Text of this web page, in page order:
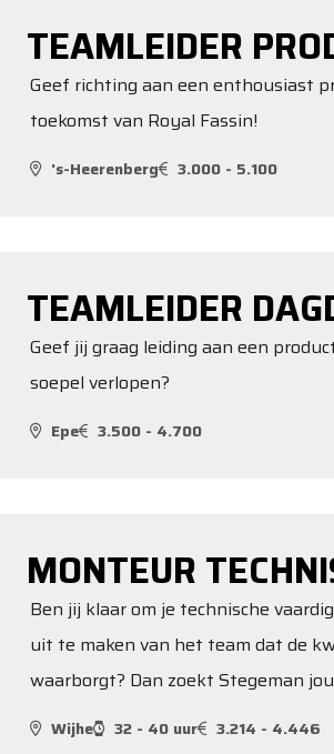
TEAMLEIDER
Geef richting aan een enthousiast
toekomst van Royal Fassin!
's-Heerenberg 3.000 - 5.100
TEAMLEIDER
Geef jij graag leiding aan een
soepel verlopen?
Epe 3.500 - 4.700
MONTEUR
Ben jij klaar om je technische
uit te maken van het team dat de
waarborgt? Dan zoekt Stegeman
Wijhe 32 - 40 uur 3.214 - 4.446